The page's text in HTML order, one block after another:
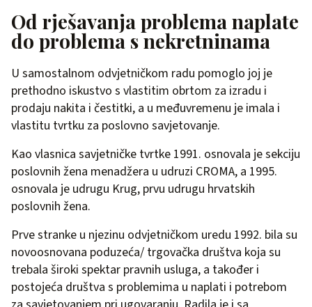
Od rješavanja problema naplate
do problema s nekretninama
U samostalnom odvjetničkom radu pomoglo joj je
prethodno iskustvo s vlastitim obrtom za izradu i
prodaju nakita i čestitki, a u međuvremenu je imala i
vlastitu tvrtku za poslovno savjetovanje.
Kao vlasnica savjetničke tvrtke 1991. osnovala je sekciju
poslovnih žena menadžera u udruzi CROMA, a 1995.
osnovala je udrugu Krug, prvu udrugu hrvatskih
poslovnih žena.
Prve stranke u njezinu odvjetničkom uredu 1992. bila su
novoosnovana poduzeća/ trgovačka društva koja su
trebala široki spektar pravnih usluga, a također i
postojeća društva s problemima u naplati i potrebom